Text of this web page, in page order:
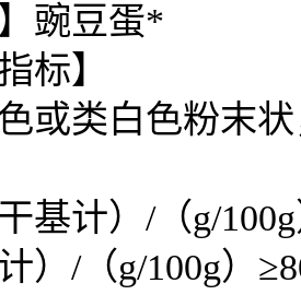
豌豆蛋*
标】
或类白色粉末
基计）/（g/
）/（g/100g）